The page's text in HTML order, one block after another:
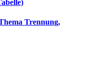
Trennung,